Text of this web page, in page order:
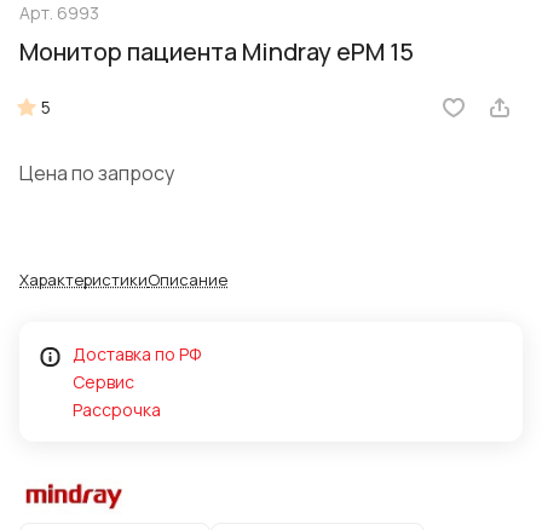
Арт. 6993
Монитор пациента Mindray ePM 15
5
Цена по запросу
ХарактеристикиОписание
Доставка по РФ
Сервис
Рассрочка